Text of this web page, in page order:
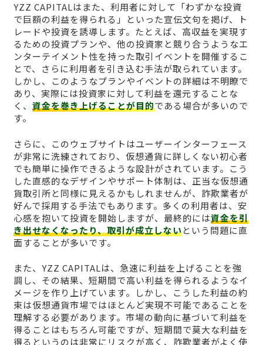
YZZ CAPITALはまた、利用者に対して「わずかな投資
で巨額の利益を得られる」といった宣伝文句を掲げ、ト
レードや投資を誘導します。たとえば、高収益を実現す
るための投資プランや、他の投資家と競り合うようなエ
ンターテイメント性を持った取引イベントを開催するこ
とで、さらに利用者を引き込む手法が取られています。
しかし、このようなプランやイベントの詳細は不明瞭で
あり、実際には投資家に対して利益を還元することな
く、 資金を巻き上げることが目的である場合が多いので
す。
さらに、このウェブサイトはユーザーインターフェース
が非常に洗練されており、仮想通貨に詳しくない初心者
でも簡単に操作できるような設計がされています。こう
した直感的なデザインやサポート体制は、正当な仮想通
貨取引所と同様に見えるかもしれませんが、詐欺業者が
好んで採用する手法でもあります。多くの利用者は、安
心感を抱いて投資を開始しますが、最終的には資金を引
き出せなくなったり、取引が成立しないという問題に直
面することが多いです。
また、YZZ CAPITALは、急速に利益を上げることを強
調し、その結果、短期間で高い利益を得られるようなイ
メージを作り上げています。しかし、こうした利益の約
束は仮想通貨市場ではほとんど実現不可能であることを
理解する必要があります。市場の動向に基づいて利益を
得ることはもちろん可能ですが、短期間で莫大な利益を
得るというのは非常にリスクが高く、詐欺業者がよく使